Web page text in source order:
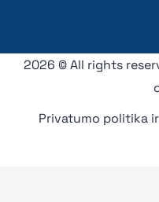
2026 © All rights
Privatumo politika